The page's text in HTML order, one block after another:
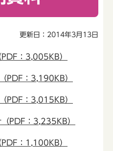
更新日：2014年3月13日
：3,005KB）
PDF：3,190KB）
PDF：3,015KB）
PDF：3,235KB）
：1,100KB）